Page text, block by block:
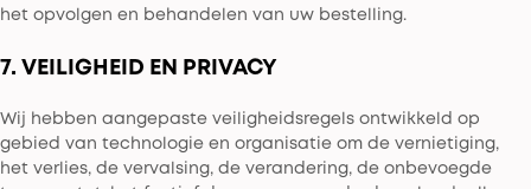
het opvolgen en behandelen van uw bestelling.
7. VEILIGHEID EN PRIVACY
Wij hebben aangepaste veiligheidsregels ontwikkeld op
gebied van technologie en organisatie om de vernietiging,
het verlies, de vervalsing, de verandering, de onbevoegde